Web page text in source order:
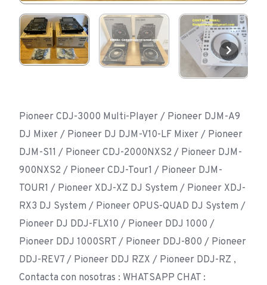
Pioneer CDJ-3000 Multi-Player / Pioneer DJM-A9
DJ Mixer / Pioneer DJ DJM-V10-LF Mixer / Pioneer
DJM-S11 / Pioneer CDJ-2000NXS2 / Pioneer DJM-
900NXS2 / Pioneer CDJ-Tour1 / Pioneer DJM-
TOUR1 / Pioneer XDJ-XZ DJ System / Pioneer XDJ-
RX3 DJ System / Pioneer OPUS-QUAD DJ System /
Pioneer DJ DDJ-FLX10 / Pioneer DDJ 1000 /
Pioneer DDJ 1000SRT / Pioneer DDJ-800 / Pioneer
DDJ-REV7 / Pioneer DDJ RZX / Pioneer DDJ-RZ ,
Contacta con nosotras : WHATSAPP CHAT :